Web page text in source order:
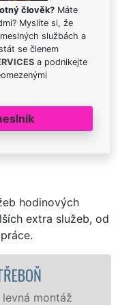
člověk? Máte
Myslíte si, že
službách a
se členem
a podnikejte
hodinových
extra služeb, od